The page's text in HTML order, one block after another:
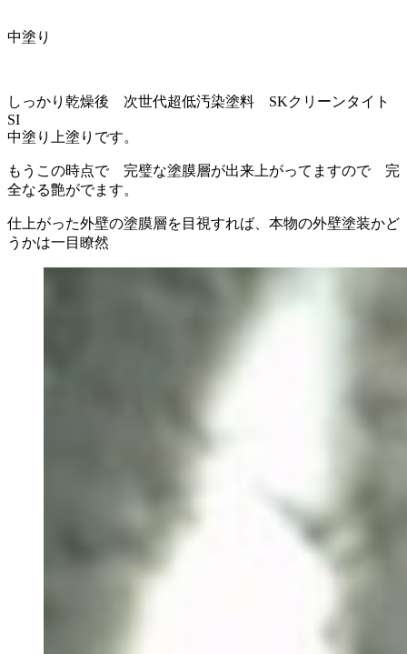
中塗り
しっかり乾燥後 次世代超低汚染塗料 SKクリーンタイト
SI
中塗り上塗りです。
もうこの時点で 完璧な塗膜層が出来上がってますので 完
全なる艶がでます。
仕上がった外壁の塗膜層を目視すれば、本物の外壁塗装かど
うかは一目瞭然